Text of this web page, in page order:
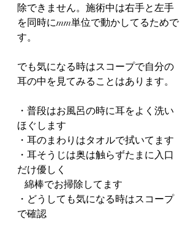
除できません。施術中は右手と左手
を同時にmm単位で動かしてるためで
す。
でも気になる時はスコープで自分の
耳の中を見てみることはあります。
・普段はお風呂の時に耳をよく洗い
ほぐします
・耳のまわりはタオルで拭いてます
・耳そうじは奥は触らずたまに入口
だけ優しく
   綿棒でお掃除してます
・どうしても気になる時はスコープ
で確認